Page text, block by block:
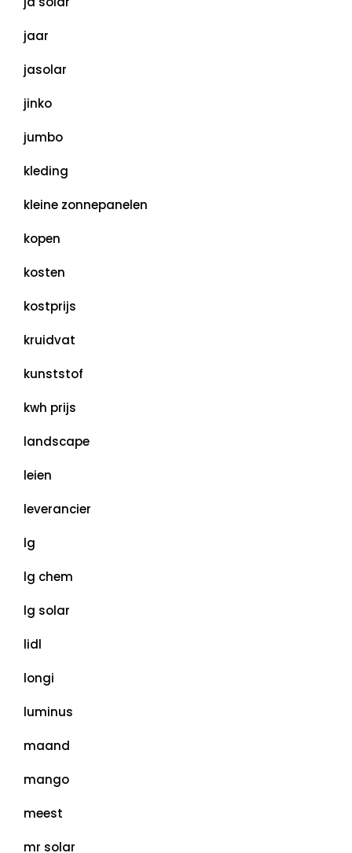
jaar
jasolar
jinko
jumbo
kleding
kleine zonnepanelen
kopen
kosten
kostprijs
kruidvat
kunststof
kwh prijs
landscape
leien
leverancier
lg
lg chem
lg solar
lidl
longi
luminus
maand
mango
meest
mr solar